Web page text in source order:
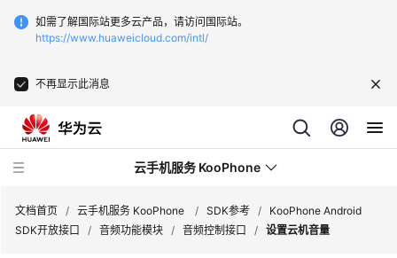
如需了解国际站更多云产品，请访问国际站。
https://www.huaweicloud.com/intl/
不再显示此消息
云手机服务 KooPhone
文档首页 / 云手机服务 KooPhone / SDK参考 /
KooPhone Android
SDK开放接口
/ 音频功能模块 / 音频控制接口 / 设置云机音量